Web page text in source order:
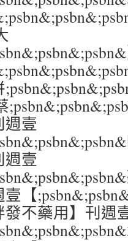
週壹
週壹
【
不藥用】刊週